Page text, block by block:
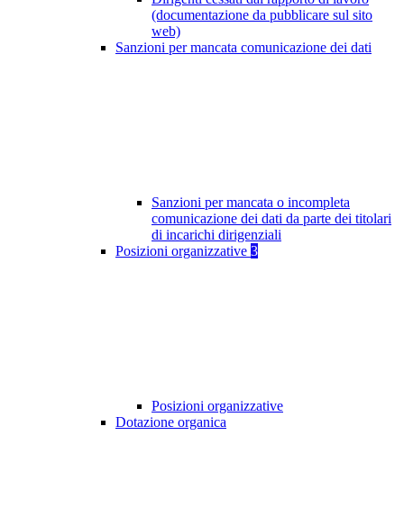
(documentazione da pubblicare sul sito
web)
Sanzioni per mancata comunicazione dei dati
Sanzioni per mancata o incompleta
comunicazione dei dati da parte dei titolari
di incarichi dirigenziali
Posizioni organizzative 3
Posizioni organizzative
Dotazione organica